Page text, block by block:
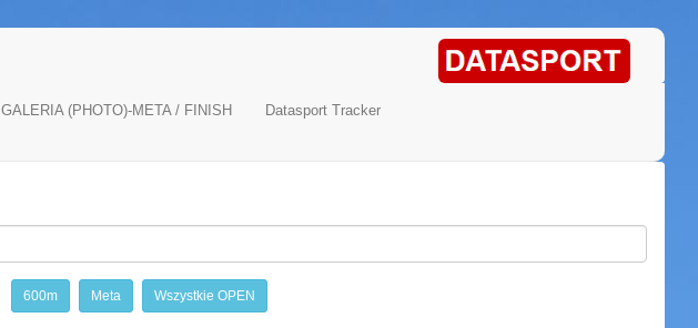
GALERIA (PHOTO)-META / FINISH Datasport Tracker
600m Meta Wszystkie OPEN